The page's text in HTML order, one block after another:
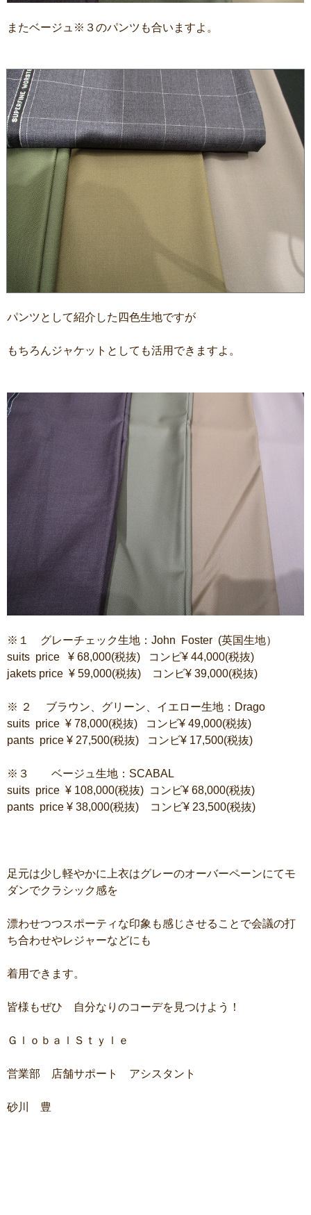
またベージュ※３のパンツも合いますよ。
パンツとして紹介した四色生地ですが
もちろんジャケットとしても活用できますよ。
※１ グレーチェック生地：John Foster (英国生地）
suits price ¥ 68,000(税抜) コンビ¥ 44,000(税抜)
jakets price ¥ 59,000(税抜) コンビ¥ 39,000(税抜)
※ ２ ブラウン、グリーン、イエロー生地：Drago
suits price ¥ 78,000(税抜) コンビ¥ 49,000(税抜)
pants price ¥ 27,500(税抜) コンビ¥ 17,500(税抜)
※３ ベージュ生地：SCABAL
suits price ¥ 108,000(税抜) コンビ¥ 68,000(税抜)
pants price ¥ 38,000(税抜) コンビ¥ 23,500(税抜)
足元は少し軽やかに上衣はグレーのオーバーペーンにてモ
ダンでクラシック感を
漂わせつつスポーティな印象も感じさせることで会議の打
ち合わせやレジャーなどにも
着用できます。
皆様もぜひ 自分なりのコーデを見つけよう！
ＧｌｏｂａｌＳｔｙｌｅ
営業部 店舗サポート アシスタント
砂川 豊